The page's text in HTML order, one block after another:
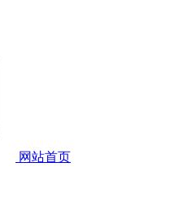
网站首页